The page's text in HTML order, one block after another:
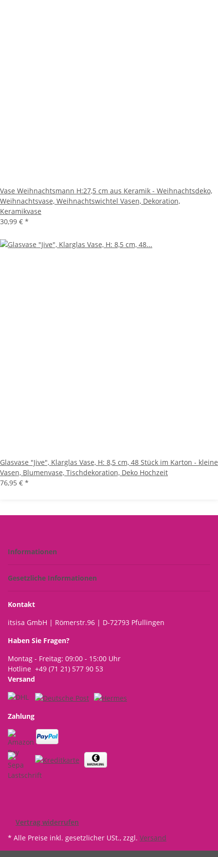
Vase Weihnachtsmann H:27,5 cm aus Keramik - Weihnachtsdeko,
Weihnachtsvase, Weihnachtswichtel Vasen, Dekoration,
Keramikvase
30,99 € *
Glasvase "Jive", Klarglas Vase, H: 8,5 cm, 48 Stück im Karton - kleine
Vasen, Blumenvase, Tischdekoration, Deko Hochzeit
76,95 € *
Informationen
Gesetzliche Informationen
Kontakt
itsisa GmbH | Römerstr.96 | D-72793 Pfullingen
Haben Sie Fragen?
Montag - Freitag: 09:00 - 15:00 Uhr
Hotline +49 (71 21) 577 90 53
Versand
Zahlung
Vertrag widerrufen
* Alle Preise inkl. gesetzlicher USt., zzgl. Versand